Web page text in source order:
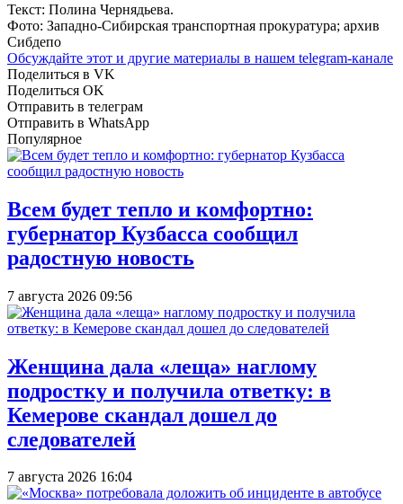
Текст: Полина Чернядьева.
Фото: Западно-Сибирская транспортная прокуратура; архив
Сибдепо
Обсуждайте этот и другие материалы в нашем telegram-канале
Поделиться в VK
Поделиться OK
Отправить в телеграм
Отправить в WhatsApp
Популярное
Всем будет тепло и комфортно:
губернатор Кузбасса сообщил
радостную новость
7 августа 2026 09:56
Женщина дала «леща» наглому
подростку и получила ответку: в
Кемерове скандал дошел до
следователей
7 августа 2026 16:04